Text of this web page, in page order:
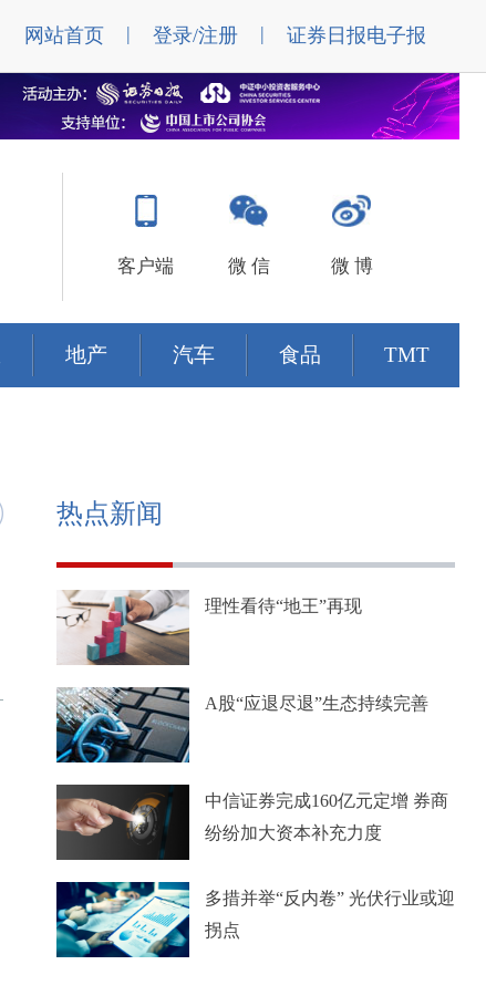
网站首页 | 登录/注册 | 证券日报电子报
客户端 微 信 微 博
地产 汽车 食品 TMT
热点新闻
理性看待“地王”再现
A股“应退尽退”生态持续完善
中信证券完成160亿元定增 券商
纷纷加大资本补充力度
多措并举“反内卷” 光伏行业或迎
拐点